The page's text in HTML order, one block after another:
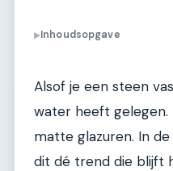
▶Inhoudsopgave
Alsof je een steen
water heeft gelegen.
matte glazuren. In
dit dé trend die blijft